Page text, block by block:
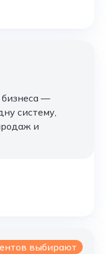
—
систему,
и
выбирают